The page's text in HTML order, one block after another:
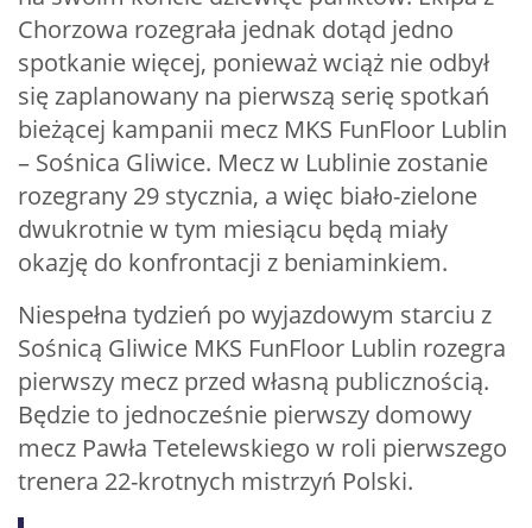
Chorzowa rozegrała jednak dotąd jedno
spotkanie więcej, ponieważ wciąż nie odbył
się zaplanowany na pierwszą serię spotkań
bieżącej kampanii mecz MKS FunFloor Lublin
– Sośnica Gliwice. Mecz w Lublinie zostanie
rozegrany 29 stycznia, a więc biało-zielone
dwukrotnie w tym miesiącu będą miały
okazję do konfrontacji z beniaminkiem.
Niespełna tydzień po wyjazdowym starciu z
Sośnicą Gliwice MKS FunFloor Lublin rozegra
pierwszy mecz przed własną publicznością.
Będzie to jednocześnie pierwszy domowy
mecz Pawła Tetelewskiego w roli pierwszego
trenera 22-krotnych mistrzyń Polski.